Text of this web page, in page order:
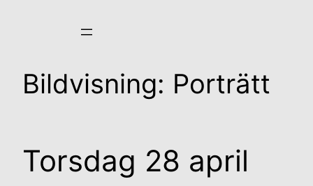
Bildvisning: Porträtt
Torsdag 28 april